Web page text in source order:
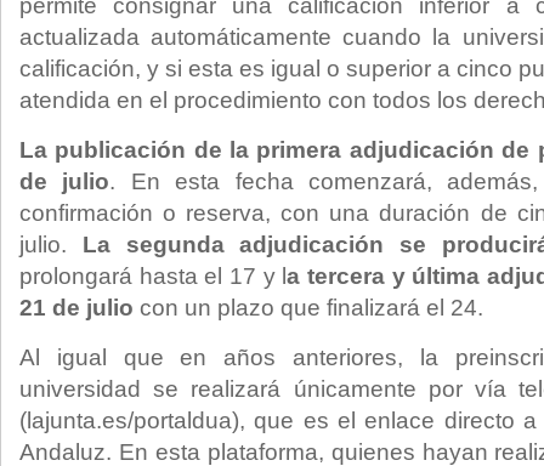
permite consignar una calificación inferior a
actualizada automáticamente cuando la
calificación, y si esta es igual o superior a cinco
atendida en el procedimiento con todos los
La publicación de la primera adjudicación de
de julio. En esta fecha comenzará,
confirmación o reserva, con una duración de
julio. La segunda adjudicación se
prolongará hasta el 17 y la tercera y última
21 de julio con un plazo que finalizará el 24.
Al igual que en años anteriores, la
universidad se realizará únicamente por vía
(lajunta.es/portaldua), que es el enlace directo
Andaluz. En esta plataforma, quienes hayan